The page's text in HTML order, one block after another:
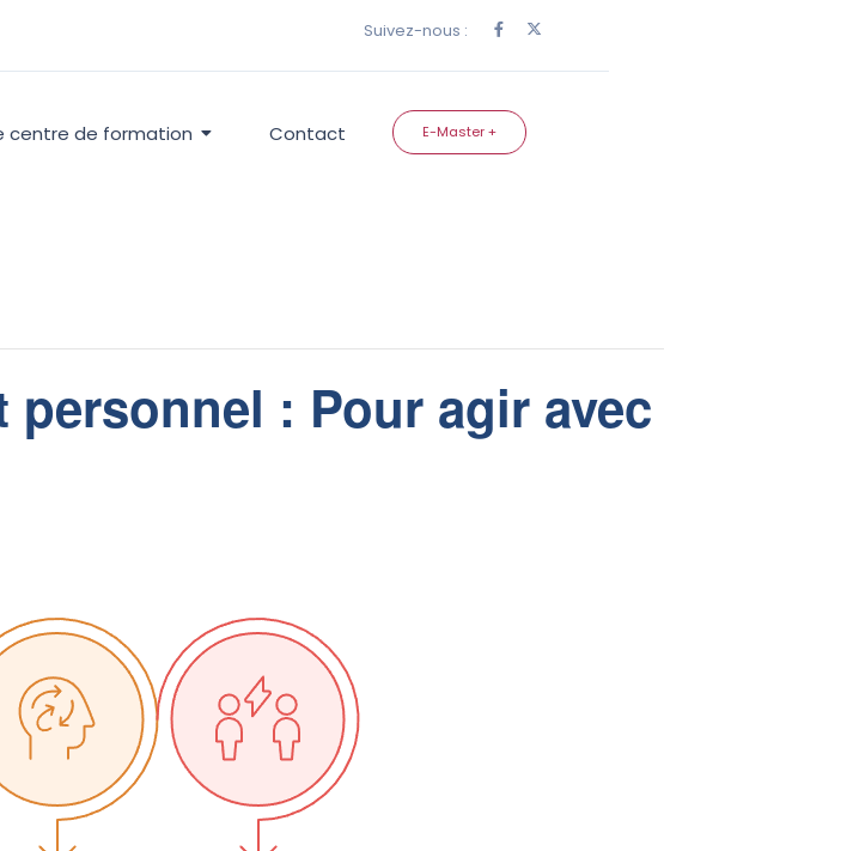
Suivez-nous :
centre de formation Contact E-Master +
: Pour agir avec